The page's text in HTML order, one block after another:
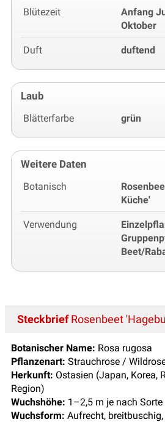
Blütezeit
Anfang
Oktober
Duft duftend
Laub
Blätterfarbe grün
Weitere Daten
Botanisch
Küche'
Verwendung
Beet/
SteckbriefRosenbeet
Botanischer Name: Rosa rugosa
Pflanzenart: Strauchrose /
Herkunft: Ostasien (Japan, Korea,
Region)
Wuchshöhe: 1–2,5 m je nach Sorte
Wuchsform: Aufrecht,